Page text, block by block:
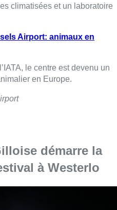
climatisées et un laboratoire
Airport: animaux en
le centre est devenu un
en Europe.
démarre la
à Westerlo